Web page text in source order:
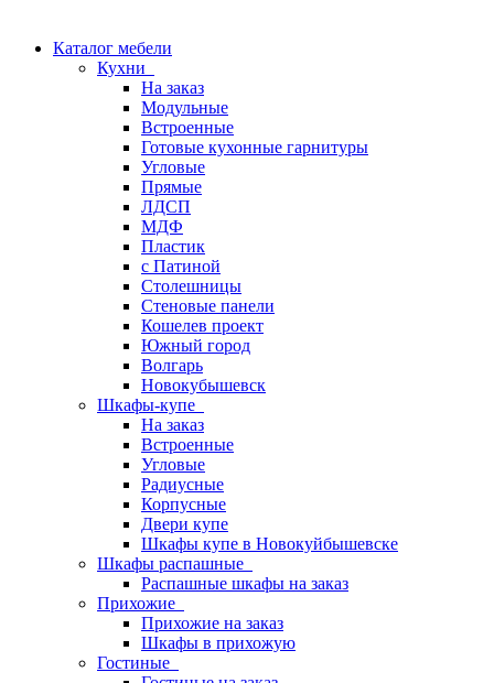
Каталог мебели
Кухни
На заказ
Модульные
Встроенные
Готовые кухонные гарнитуры
Угловые
Прямые
ЛДСП
МДФ
Пластик
с Патиной
Столешницы
Стеновые панели
Кошелев проект
Южный город
Волгарь
Новокубышевск
Шкафы-купе
На заказ
Встроенные
Угловые
Радиусные
Корпусные
Двери купе
Шкафы купе в Новокуйбышевске
Шкафы распашные
Распашные шкафы на заказ
Прихожие
Прихожие на заказ
Шкафы в прихожую
Гостиные